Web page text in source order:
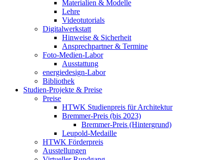
Materialien & Modelle
Lehre
Videotutorials
Digitalwerkstatt
Hinweise & Sicherheit
Ansprechpartner & Termine
Foto-Medien-Labor
Ausstattung
energiedesign-Labor
Bibliothek
Studien-Projekte & Preise
Preise
HTWK Studienpreis für Architektur
Bremmer-Preis (bis 2023)
Bremmer-Preis (Hintergrund)
Leupold-Medaille
HTWK Förderpreis
Ausstellungen